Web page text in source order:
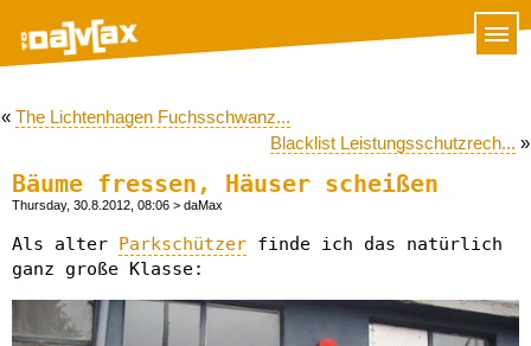
« The Lichtenhagen Fuchsschwanz...
Blacklist Leistungsschutzrech... »
Bäume fressen, Häuser scheißen
Thursday, 30.8.2012, 08:06 > daMax
Als alter Parkschützer finde ich das natürlich
ganz große Klasse: